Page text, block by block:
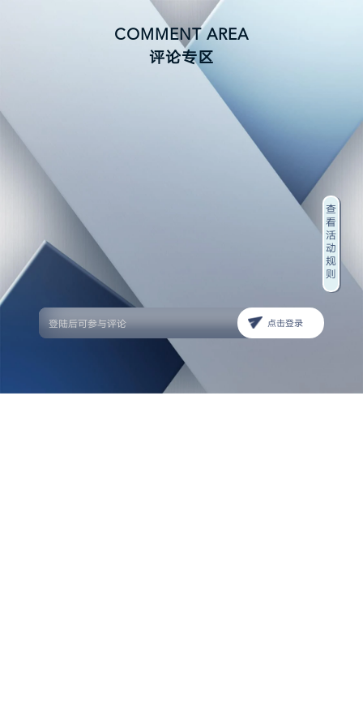
COMMENT AREA
评论专区
点击登录
查
看
活
动
规
则